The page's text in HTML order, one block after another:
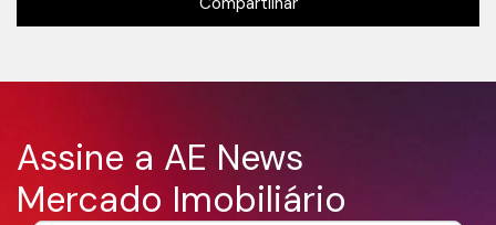
Assine a AE News
Mercado Imobiliário